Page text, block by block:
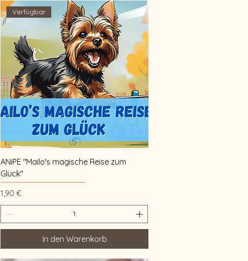
Schnellansicht
Verfügbar
ANiPE "Mailo's magische Reise zum
Glück"
Preis
1,90 €
In den Warenkorb